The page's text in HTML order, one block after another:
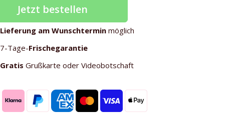
Jetzt bestellen
Lieferung am Wunschtermin möglich
7-Tage-Frischegarantie
Gratis Grußkarte oder Videobotschaft